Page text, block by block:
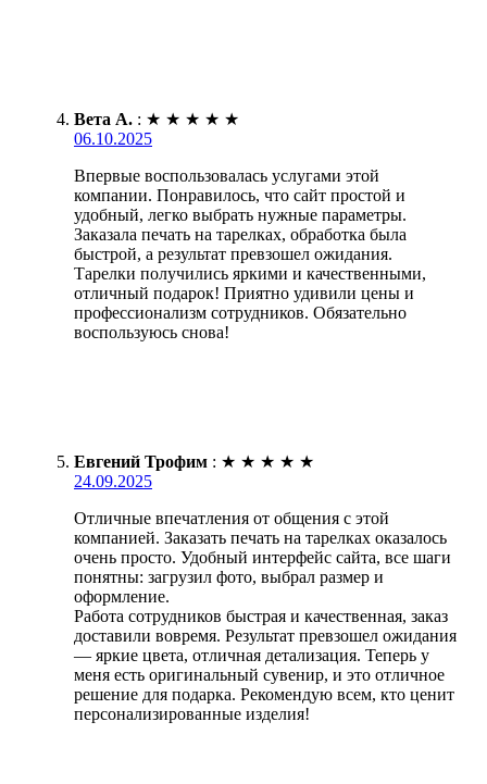
Вета А. : ★ ★ ★ ★ ★
06.10.2025
Впервые воспользовалась услугами этой
компании. Понравилось, что сайт простой и
удобный, легко выбрать нужные параметры.
Заказала печать на тарелках, обработка была
быстрой, а результат превзошел ожидания.
Тарелки получились яркими и качественными,
отличный подарок! Приятно удивили цены и
профессионализм сотрудников. Обязательно
воспользуюсь снова!
Евгений Трофим : ★ ★ ★ ★ ★
24.09.2025
Отличные впечатления от общения с этой
компанией. Заказать печать на тарелках оказалось
очень просто. Удобный интерфейс сайта, все шаги
понятны: загрузил фото, выбрал размер и
оформление.
Работа сотрудников быстрая и качественная, заказ
доставили вовремя. Результат превзошел ожидания
— яркие цвета, отличная детализация. Теперь у
меня есть оригинальный сувенир, и это отличное
решение для подарка. Рекомендую всем, кто ценит
персонализированные изделия!